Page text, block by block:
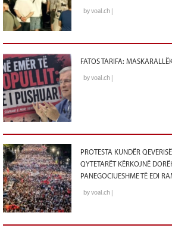
by voal.ch |
FATOS TARIFA:
by voal.ch |
PROTESTA KUNDËR
QYTETARËT KËRKOJNË
PANEGOCIUESHME TË EDI
by voal.ch |